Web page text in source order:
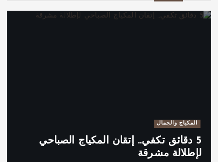
المكياج والجمال
5 دقائق تكفي.. إتقان المكياج الصباحي
لإطلالة مشرقة